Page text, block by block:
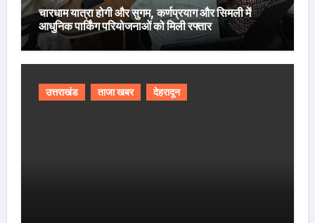
चारधाम यात्रा होगी और सुगम, कर्णप्रयाग और सिमली में
आधुनिक पार्किंग परियोजनाओं को मिली रफ्तार
उत्तराखंड ताजा खबर देहरादून